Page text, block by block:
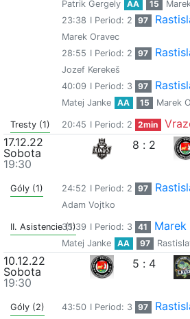
Patrik Gergely
AA 15
23:38 I Period: 2 97
Marek Oravec
28:55 I Period: 2 97
Jozef Kerekeš
40:09 I Period: 3 97
Matej Janke
AA 15 Marek
Tresty (1) 20:45 I Period: 2 2min
17.12.22
Sobota
19:30
8 : 2
Góly (1) 24:52 I Period: 2 97
Adam Vojtko
II. Asistencie (1)
35:39 I Period: 3 41 Marek
Matej Janke
AA 97
10.12.22
Sobota
19:30
5 : 4
Góly (2) 43:50 I Period: 3 97